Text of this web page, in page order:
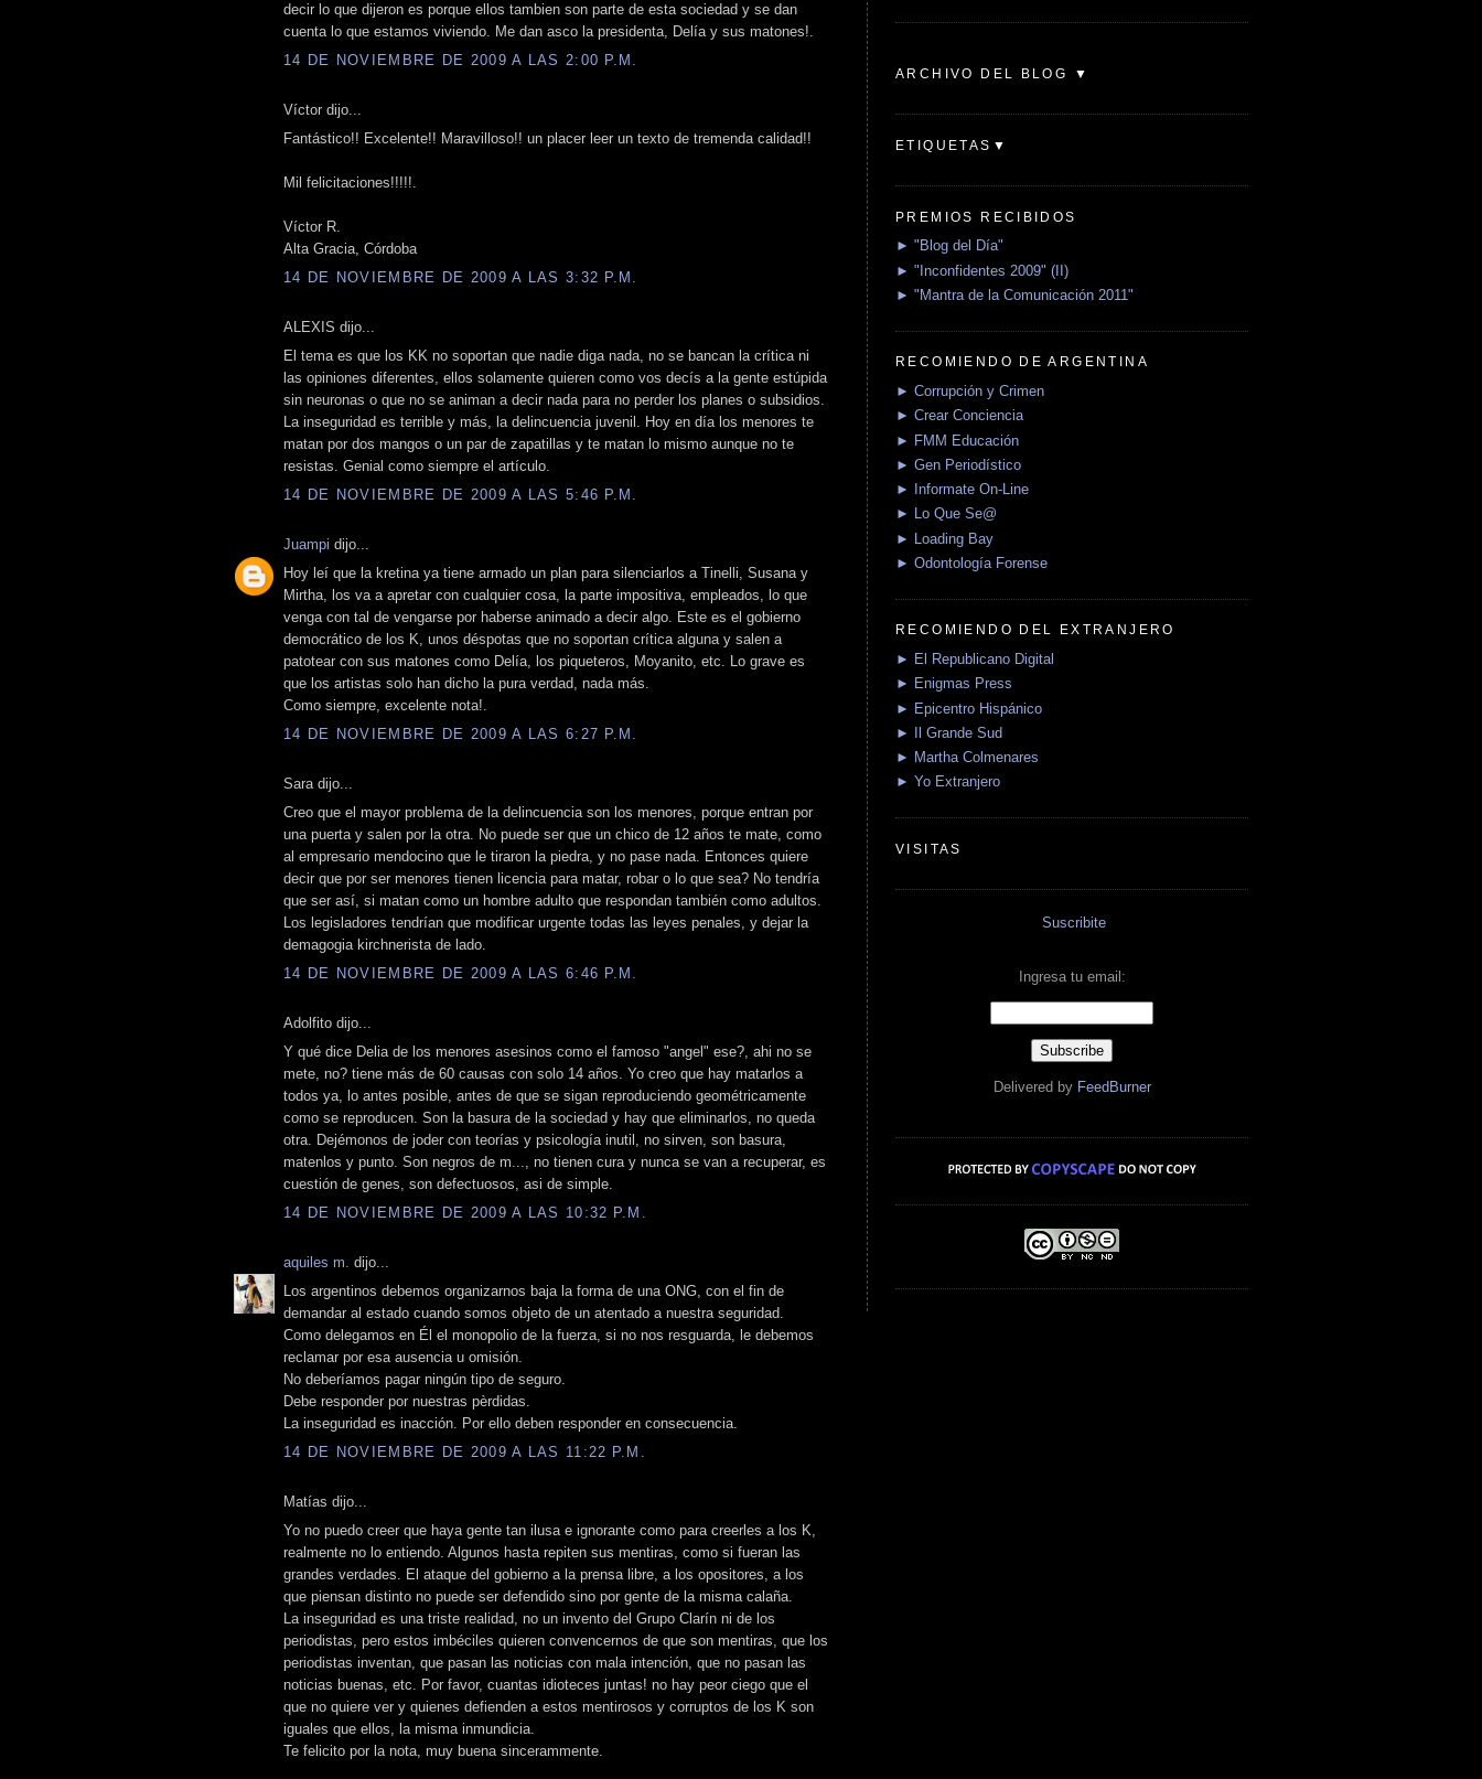
decir lo que dijeron es porque ellos tambien son parte de esta sociedad y se dan
cuenta lo que estamos viviendo. Me dan asco la presidenta, Delía y sus matones!.
14 DE NOVIEMBRE DE 2009 A LAS 2:00 P.M.
Víctor dijo...
Fantástico!! Excelente!! Maravilloso!! un placer leer un texto de tremenda calidad!!
Mil felicitaciones!!!!!.
Víctor R.
Alta Gracia, Córdoba
14 DE NOVIEMBRE DE 2009 A LAS 3:32 P.M.
ALEXIS dijo...
El tema es que los KK no soportan que nadie diga nada, no se bancan la crítica ni
las opiniones diferentes, ellos solamente quieren como vos decís a la gente estúpida
sin neuronas o que no se animan a decir nada para no perder los planes o subsidios.
La inseguridad es terrible y más, la delincuencia juvenil. Hoy en día los menores te
matan por dos mangos o un par de zapatillas y te matan lo mismo aunque no te
resistas. Genial como siempre el artículo.
14 DE NOVIEMBRE DE 2009 A LAS 5:46 P.M.
Juampi dijo...
Hoy leí que la kretina ya tiene armado un plan para silenciarlos a Tinelli, Susana y
Mirtha, los va a apretar con cualquier cosa, la parte impositiva, empleados, lo que
venga con tal de vengarse por haberse animado a decir algo. Este es el gobierno
democrático de los K, unos déspotas que no soportan crítica alguna y salen a
patotear con sus matones como Delía, los piqueteros, Moyanito, etc. Lo grave es
que los artistas solo han dicho la pura verdad, nada más.
Como siempre, excelente nota!.
14 DE NOVIEMBRE DE 2009 A LAS 6:27 P.M.
Sara dijo...
Creo que el mayor problema de la delincuencia son los menores, porque entran por
una puerta y salen por la otra. No puede ser que un chico de 12 años te mate, como
al empresario mendocino que le tiraron la piedra, y no pase nada. Entonces quiere
decir que por ser menores tienen licencia para matar, robar o lo que sea? No tendría
que ser así, si matan como un hombre adulto que respondan también como adultos.
Los legisladores tendrían que modificar urgente todas las leyes penales, y dejar la
demagogia kirchnerista de lado.
14 DE NOVIEMBRE DE 2009 A LAS 6:46 P.M.
Adolfito dijo...
Y qué dice Delia de los menores asesinos como el famoso "angel" ese?, ahi no se
mete, no? tiene más de 60 causas con solo 14 años. Yo creo que hay matarlos a
todos ya, lo antes posible, antes de que se sigan reproduciendo geométricamente
como se reproducen. Son la basura de la sociedad y hay que eliminarlos, no queda
otra. Dejémonos de joder con teorías y psicología inutil, no sirven, son basura,
matenlos y punto. Son negros de m..., no tienen cura y nunca se van a recuperar, es
cuestión de genes, son defectuosos, asi de simple.
14 DE NOVIEMBRE DE 2009 A LAS 10:32 P.M.
aquiles m. dijo...
Los argentinos debemos organizarnos baja la forma de una ONG, con el fin de
demandar al estado cuando somos objeto de un atentado a nuestra seguridad.
Como delegamos en Él el monopolio de la fuerza, si no nos resguarda, le debemos
reclamar por esa ausencia u omisión.
No deberíamos pagar ningún tipo de seguro.
Debe responder por nuestras pèrdidas.
La inseguridad es inacción. Por ello deben responder en consecuencia.
14 DE NOVIEMBRE DE 2009 A LAS 11:22 P.M.
Matías dijo...
Yo no puedo creer que haya gente tan ilusa e ignorante como para creerles a los K,
realmente no lo entiendo. Algunos hasta repiten sus mentiras, como si fueran las
grandes verdades. El ataque del gobierno a la prensa libre, a los opositores, a los
que piensan distinto no puede ser defendido sino por gente de la misma calaña.
La inseguridad es una triste realidad, no un invento del Grupo Clarín ni de los
periodistas, pero estos imbéciles quieren convencernos de que son mentiras, que los
periodistas inventan, que pasan las noticias con mala intención, que no pasan las
noticias buenas, etc. Por favor, cuantas idioteces juntas! no hay peor ciego que el
que no quiere ver y quienes defienden a estos mentirosos y corruptos de los K son
iguales que ellos, la misma inmundicia.
Te felicito por la nota, muy buena sincerammente.
ARCHIVO DEL BLOG ▼
ETIQUETAS▼
PREMIOS RECIBIDOS
► "Blog del Día"
► "Inconfidentes 2009" (II)
► "Mantra de la Comunicación 2011"
RECOMIENDO DE ARGENTINA
► Corrupción y Crimen
► Crear Conciencia
► FMM Educación
► Gen Periodístico
► Informate On-Line
► Lo Que Se@
► Loading Bay
► Odontología Forense
RECOMIENDO DEL EXTRANJERO
► El Republicano Digital
► Enigmas Press
► Epicentro Hispánico
► Il Grande Sud
► Martha Colmenares
► Yo Extranjero
VISITAS
Suscribite
Ingresa tu email:
Delivered by FeedBurner